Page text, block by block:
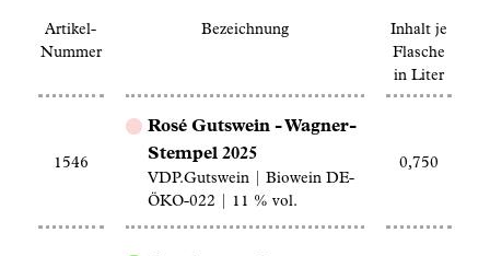
Artikel-
Nummer
Bezeichnung
Inhalt je
Flasche
in Liter
1546
Rosé Gutswein - Wagner-
Stempel 2025
VDP.Gutswein | Biowein DE-
ÖKO-022 | 11 % vol.
0,750